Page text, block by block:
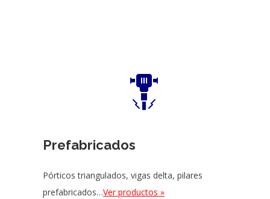
Prefabricados
Pórticos triangulados, vigas delta, pilares
prefabricados…Ver productos »